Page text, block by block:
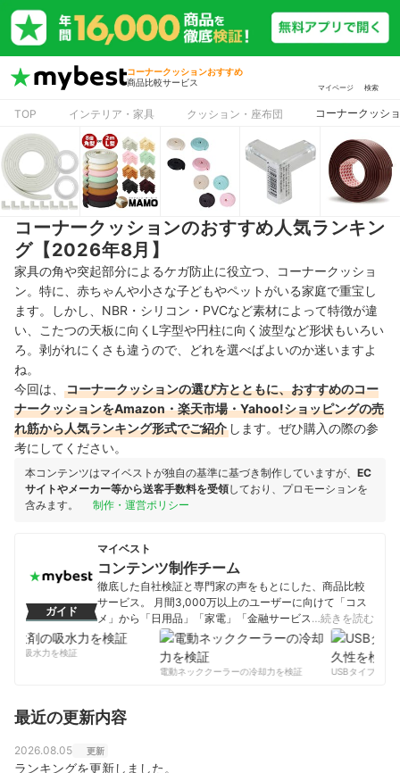
コーナークッションおすすめ
商品比較サービス
マイページ 検索
TOP インテリア・家具 クッション・座布団 コーナークッシ
コーナークッションのおすすめ人気ランキン
グ【2026年8月】
家具の角や突起部分によるケガ防止に役立つ、コーナークッショ
ン。特に、赤ちゃんや小さな子どもやペットがいる家庭で重宝し
ます。しかし、NBR・シリコン・PVCなど素材によって特徴が違
い、こたつの天板に向くL字型や円柱に向く波型など形状もいろい
ろ。剥がれにくさも違うので、どれを選べばよいのか迷いますよ
ね。
今回は、
コーナークッションの選び方とともに、おすすめのコー
ナークッションをAmazon・楽天市場・Yahoo!ショッピングの売
れ筋から人気ランキング形式でご紹介 します。ぜひ購入の際の参
考にしてください。
本コンテンツはマイベストが独自の基準に基づき制作していますが、 EC
サイトやメーカー等から送客手数料を受領しており、プロモーションを
含みます。
制作・運営ポリシー
ガイド
マイベスト
コンテンツ制作チーム
徹底した自社検証と専門家の声をもとにした、商品比較
サービス。 月間3,000万以上のユーザーに向けて「コス
メ」から「日用品」「家電」「金融サービス」まで、ベ
ストな商品を選んでもらうために、毎日コンテンツを制
コンテンツ制作チームのプロフィール
…続きを読む
の吸水力を検証
電動ネッククーラーの冷却力を検証
USBタイプCケー
最近の更新内容
2026.08.05 更新
ランキングを更新しました。